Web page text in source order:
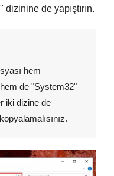
" dizinine de yapıştırın.
hem
de "System32"
iki dizine de